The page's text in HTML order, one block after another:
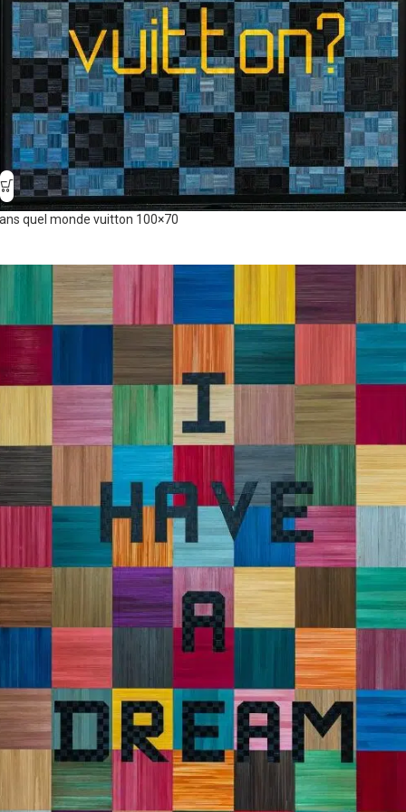
quel monde vuitton 100×70